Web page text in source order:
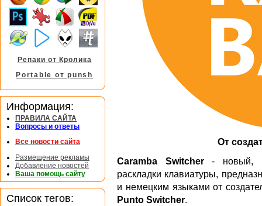
От
Caramba Switcher- новый,
раскладки клавиатуры,
и немецким языками от
Punto Switcher.
Репаки от Кролика
Portable от punsh
Информация:
ПРАВИЛА САЙТА
Вопросы и ответы
Все новости сайта
Размещение рекламы
Добавление новостей
Ваша помощь сайту
Список тегов: